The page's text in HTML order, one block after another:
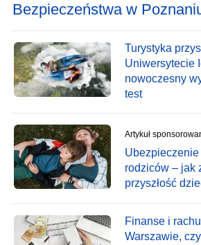
Bezpieczeństwa w
Turystyka
Uniwersytecie
nowoczesny
test
Artykuł
rodziców – jak
przyszłość
Finanse i
Warszawie,